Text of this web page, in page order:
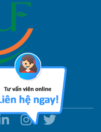
NGHIỆP
of Forestry